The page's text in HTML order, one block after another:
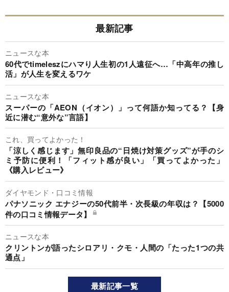
最新記事
ニュースな本
60代でtimeleszにハマり人生初の1人遠征へ…「中高年の推し
活」が人生を変えるワケ
ニュースな本
スーパーの「AEON（イオン）」って何語か知ってる？【身
近に潜む“意外な”言語】
これ、買ってよかった！
「涼しく感じます」無印良品の“日焼け対策グッズ”が手のシ
ミ予防に便利！「フィット感が良い」「買ってよかった」
《購入レビュー》
ダイヤモンド・口コミ情報
パナソニック エナジーの50代前半・次長級の年収は？【5000
件の口コミ情報データ】
ニュースな本
クリントンが語ったシロアリ・クモ・人間の「たった1つの共
通点」
最新記事一覧